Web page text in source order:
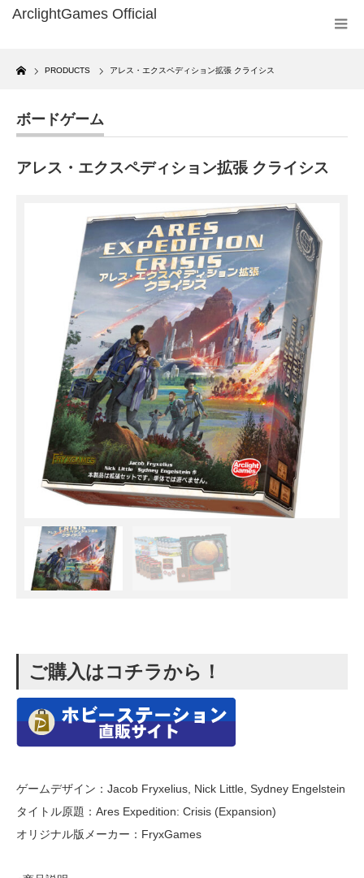
Home
PRODUCTS アレス・エクスペディション拡張 クライシス
ボードゲーム
アレス・エクスペディション拡張 クライシス
ご購入はコチラから！
ゲームデザイン：Jacob Fryxelius, Nick Little, Sydney Engelstein
タイトル原題：Ares Expedition: Crisis (Expansion)
オリジナル版メーカー：FryxGames